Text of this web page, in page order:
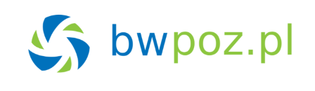
content